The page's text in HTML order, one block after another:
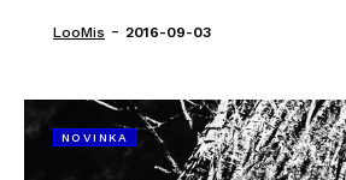
LooMis - 2016-09-03
NOVINKA